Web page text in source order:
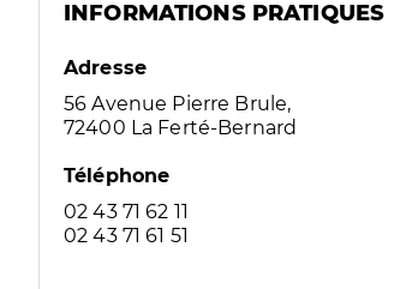
INFORMATIONS PRATIQUES
Adresse
56 Avenue Pierre Brule,
72400 La Ferté-Bernard
Téléphone
02 43 71 62 11
02 43 71 61 51